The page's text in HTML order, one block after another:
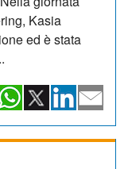
Kasia
ed è stata